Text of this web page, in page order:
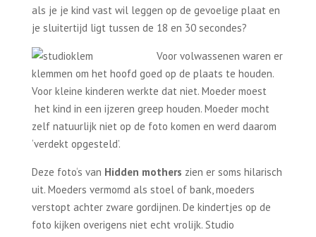
als je je kind vast wil leggen op de gevoelige plaat en
je sluitertijd ligt tussen de 18 en 30 secondes?
Voor volwassenen waren er
klemmen om het hoofd goed op de plaats te houden.
Voor kleine kinderen werkte dat niet. Moeder moest
het kind in een ijzeren greep houden. Moeder mocht
zelf natuurlijk niet op de foto komen en werd daarom
‘verdekt opgesteld’.
Deze foto‘s van Hidden mothers zien er soms hilarisch
uit. Moeders vermomd als stoel of bank, moeders
verstopt achter zware gordijnen. De kindertjes op de
foto kijken overigens niet echt vrolijk. Studio